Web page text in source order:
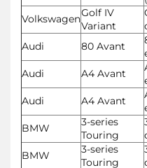
VolkswagenGolf IV
Variant
Audi
80 Avant
Audi
A4 Avant
Audi
A4 Avant
BMW
3-series
Touring
BMW
3-series
Touring